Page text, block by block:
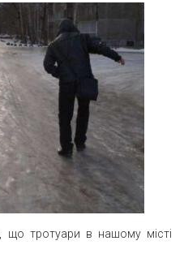
тротуари в нашому місті